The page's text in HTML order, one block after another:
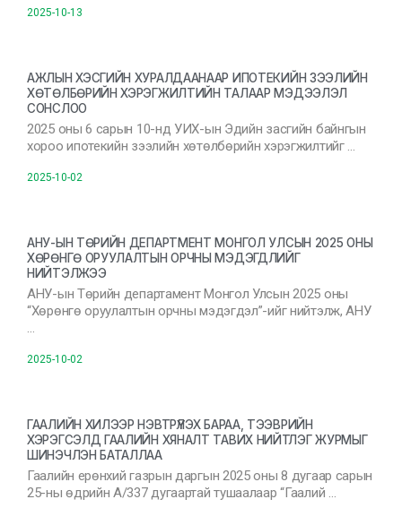
2025-10-13
АЖЛЫН ХЭСГИЙН ХУРАЛДААНААР ИПОТЕКИЙН ЗЭЭЛИЙН
ХӨТӨЛБӨРИЙН ХЭРЭГЖИЛТИЙН ТАЛААР МЭДЭЭЛЭЛ
СОНСЛОО
2025 оны 6 сарын 10-нд УИХ-ын Эдийн засгийн байнгын
хороо ипотекийн зээлийн хөтөлбөрийн хэрэгжилтийг …
2025-10-02
АНУ-ЫН ТӨРИЙН ДЕПАРТМЕНТ МОНГОЛ УЛСЫН 2025 ОНЫ
ХӨРӨНГӨ ОРУУЛАЛТЫН ОРЧНЫ МЭДЭГДЛИЙГ
НИЙТЭЛЖЭЭ
АНУ-ын Төрийн департамент Монгол Улсын 2025 оны
“Хөрөнгө оруулалтын орчны мэдэгдэл”-ийг нийтэлж, АНУ
…
2025-10-02
ГААЛИЙН ХИЛЭЭР НЭВТРҮҮЛЭХ БАРАА, ТЭЭВРИЙН
ХЭРЭГСЭЛД ГААЛИЙН ХЯНАЛТ ТАВИХ НИЙТЛЭГ ЖУРМЫГ
ШИНЭЧЛЭН БАТАЛЛАА
Гаалийн ерөнхий газрын даргын 2025 оны 8 дугаар сарын
25-ны өдрийн А/337 дугаартай тушаалаар “Гаалий …